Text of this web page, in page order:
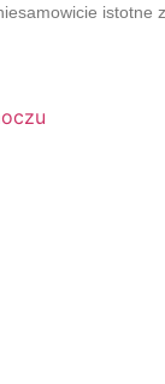
istotne